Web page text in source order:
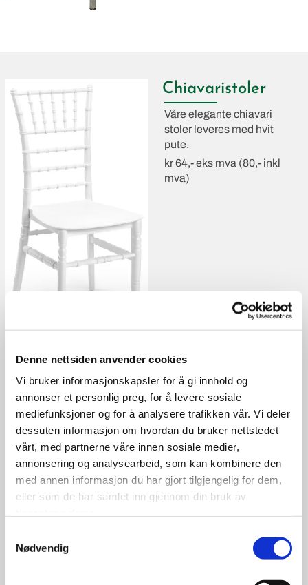
Denne nettsiden anvender cookies
Vi bruker informasjonskapsler for å gi innhold og
annonser et personlig preg, for å levere sosiale
mediefunksjoner og for å analysere trafikken vår. Vi deler
dessuten informasjon om hvordan du bruker nettstedet
vårt, med partnerne våre innen sosiale medier,
annonsering og analysearbeid, som kan kombinere den
med annen informasjon du har gjort tilgjengelig for dem,
eller som de har samlet inn gjennom din bruk av
Nødvendig
Chiavaristoler
Våre elegante chiavari
stoler leveres med hvit
pute.
kr 64,- eks mva (80,- inkl
mva)
Barstoler
Skal du arrangere noe mer
uformelt, så er våre
barstoler et must.
kr 90,- eks mva (113,- inkl
mva)